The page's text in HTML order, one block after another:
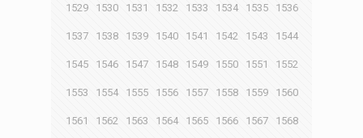
1529 1530 1531 1532 1533 1534 1535 1536
1537 1538 1539 1540 1541 1542 1543 1544
1545 1546 1547 1548 1549 1550 1551 1552
1553 1554 1555 1556 1557 1558 1559 1560
1561 1562 1563 1564 1565 1566 1567 1568